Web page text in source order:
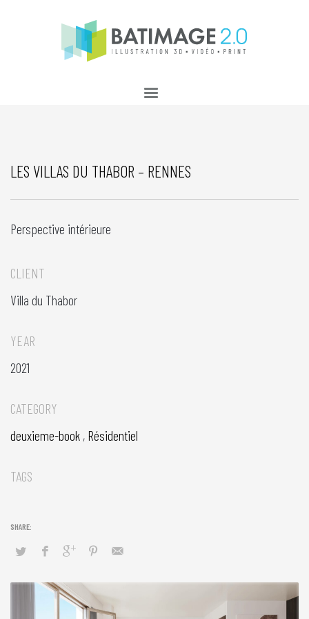
LES VILLAS DU THABOR – RENNES
Perspective intérieure
CLIENT
Villa du Thabor
YEAR
2021
CATEGORY
deuxieme-book , Résidentiel
TAGS